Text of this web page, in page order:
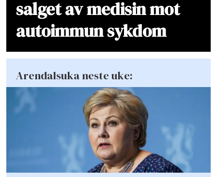
salget av medisin mot
autoimmun sykdom
Arendalsuka neste uke: